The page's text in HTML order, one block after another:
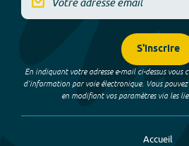
S'inscrire
En indiquant votre adresse e-mail ci-dessus vous
d’information par voie électronique. Vous
en modifiant vos paramètres via les
Accueil